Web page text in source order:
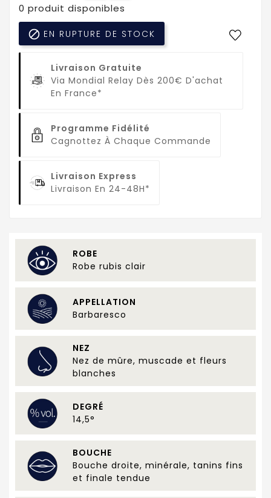
0 produit disponibles
 EN RUPTURE DE STOCK
Livraison Gratuite
Via Mondial Relay Dès 200€ D'achat
En France*
Programme Fidélité
Cagnottez À Chaque Commande
Livraison Express
Livraison En 24-48H*
ROBE
Robe rubis clair
APPELLATION
Barbaresco
NEZ
Nez de mûre, muscade et fleurs
blanches
DEGRÉ
14,5°
BOUCHE
Bouche droite, minérale, tanins fins
et finale tendue